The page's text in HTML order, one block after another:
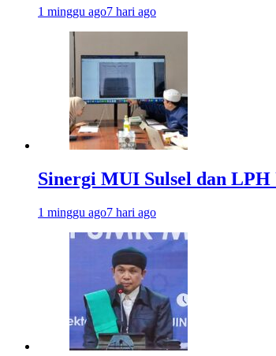
1 minggu ago7 hari ago
Sinergi MUI Sulsel dan LPH
1 minggu ago7 hari ago